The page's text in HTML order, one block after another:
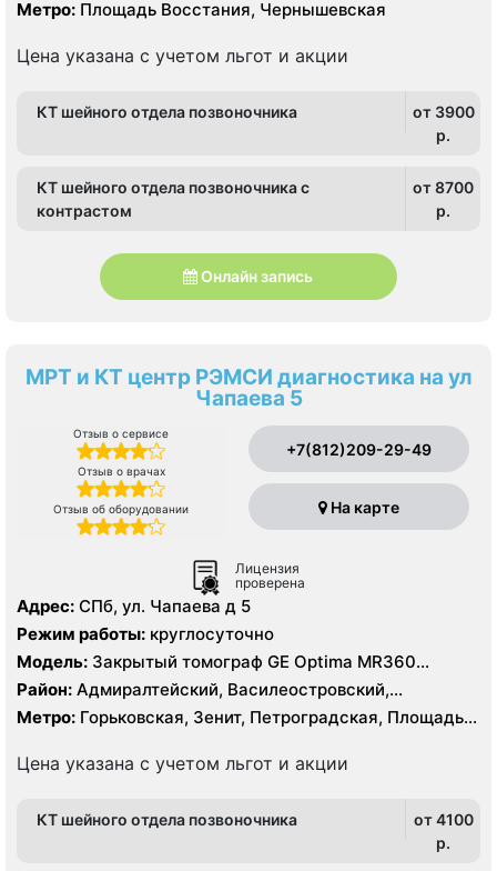
Метро: Площадь Восстания, Чернышевская
Цена указана с учетом льгот и акции
КТ шейного отдела позвоночника
от 3900
p.
КТ шейного отдела позвоночника с
контрастом
от 8700
p.
Онлайн запись
МРТ и КТ центр РЭМСИ диагностика на ул
Чапаева 5
Отзыв о сервисе
Отзыв о врачах
Отзыв об оборудовании
+7(812)209-29-49
На карте
Лицензия
проверена
Адрес: СПб, ул. Чапаева д 5
Режим работы: круглосуточно
Модель: Закрытый томограф GE Optima MR360
Advance 1.5 Тесла, КТ GE Optima 660 64 среза
Район: Адмиралтейский, Василеостровский,
Петроградский, Приморский , Центральный
Метро: Горьковская, Зенит, Петроградская, Площадь
Цена указана с учетом льгот и акции
КТ шейного отдела позвоночника
от 4100
p.